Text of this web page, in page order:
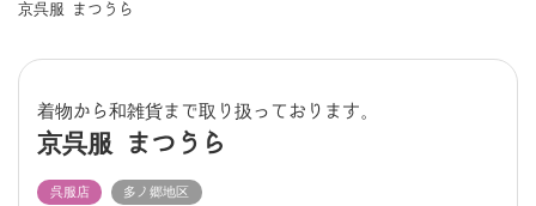
京呉服 まつうら
着物から和雑貨まで取り扱っております。
京呉服 まつうら
呉服店 多ノ郷地区